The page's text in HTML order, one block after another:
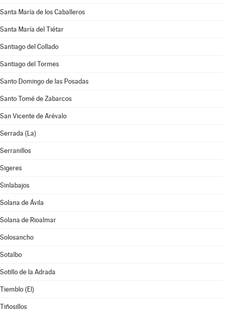
Santa María de los Caballeros
Santa María del Tiétar
Santiago del Collado
Santiago del Tormes
Santo Domingo de las Posadas
Santo Tomé de Zabarcos
San Vicente de Arévalo
Serrada (La)
Serranillos
Sigeres
Sinlabajos
Solana de Ávila
Solana de Rioalmar
Solosancho
Sotalbo
Sotillo de la Adrada
Tiemblo (El)
Tiñosillos